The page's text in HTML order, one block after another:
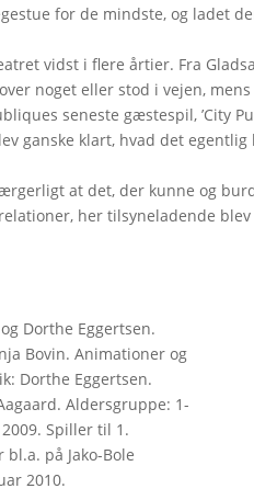
for de mindste, og ladet
vidst i flere årtier. Fra
noget eller stod i vejen, mens
seneste gæstespil, ’City
ganske klart, hvad det egentlig
at det, der kunne og
her tilsyneladende
Dorthe Eggertsen.
Bovin. Animationer og
Dorthe Eggertsen.
Aldersgruppe: 1-
Spiller til 1.
på Jako-Bole
2010.